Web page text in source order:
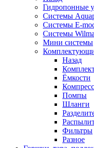
Гидропонные
Системы
Системы E-
Системы Wilma
Мини системы
Назад
Ёмкости
Помпы
Шланги
Фильтры
Разное